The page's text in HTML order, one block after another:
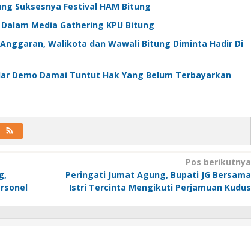
Suksesnya Festival HAM Bitung
Media Gathering KPU Bitung
Walikota dan Wawali Bitung Diminta Hadir Di
Demo Damai Tuntut Hak Yang Belum Terbayarkan
Pos berikutnya
Peringati Jumat Agung, Bupati JG Bersama
Istri Tercinta Mengikuti Perjamuan Kudus